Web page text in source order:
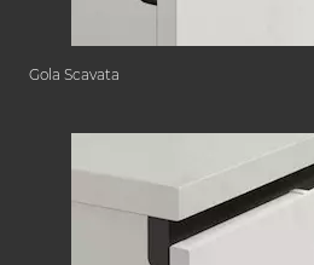
Gola Scavata